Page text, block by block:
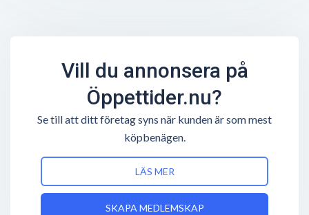
Vill du annonsera på
Öppettider.nu?
Se till att ditt företag syns när kunden är som mest
köpbenägen.
LÄS MER
SKAPA MEDLEMSKAP